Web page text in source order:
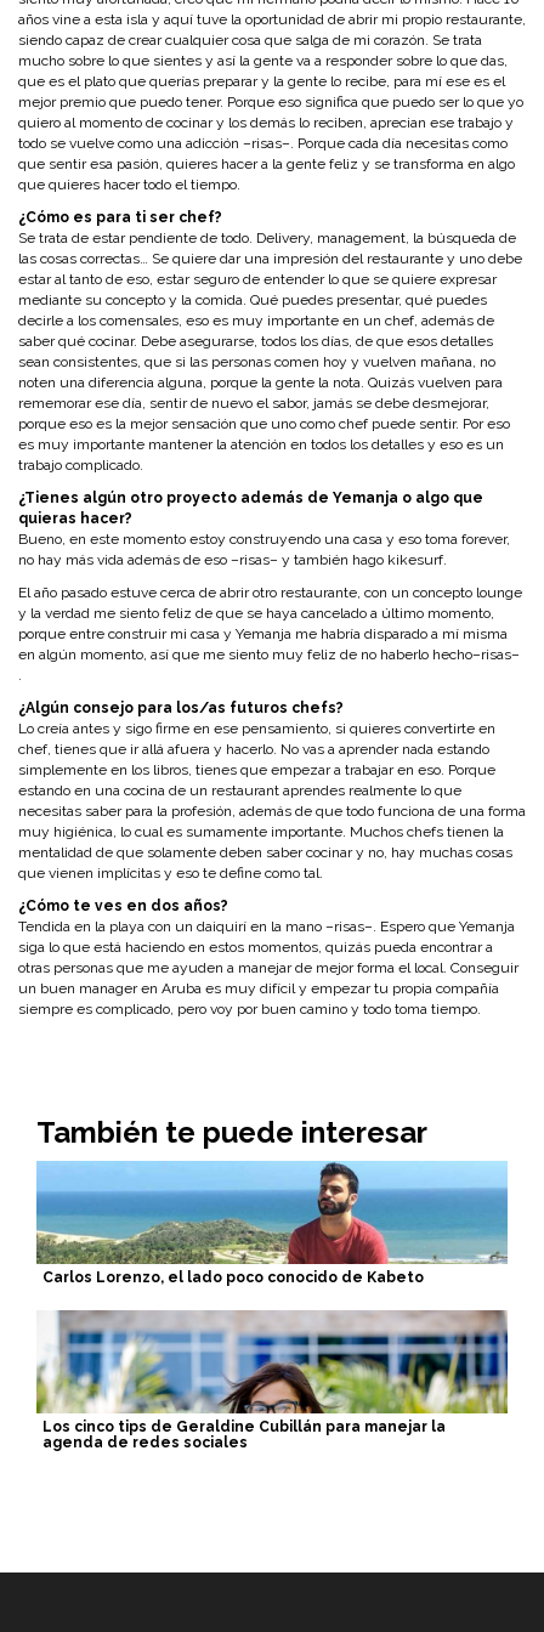
años vine a esta isla y aquí tuve la oportunidad de abrir mi propio restaurante,
siendo capaz de crear cualquier cosa que salga de mi corazón. Se trata
mucho sobre lo que sientes y así la gente va a responder sobre lo que das,
que es el plato que querías preparar y la gente lo recibe, para mí ese es el
mejor premio que puedo tener. Porque eso significa que puedo ser lo que yo
quiero al momento de cocinar y los demás lo reciben, aprecian ese trabajo y
todo se vuelve como una adicción –risas–. Porque cada día necesitas como
que sentir esa pasión, quieres hacer a la gente feliz y se transforma en algo
que quieres hacer todo el tiempo.
¿Cómo es para ti ser chef?
Se trata de estar pendiente de todo. Delivery, management, la búsqueda de
las cosas correctas… Se quiere dar una impresión del restaurante y uno debe
estar al tanto de eso, estar seguro de entender lo que se quiere expresar
mediante su concepto y la comida. Qué puedes presentar, qué puedes
decirle a los comensales, eso es muy importante en un chef, además de
saber qué cocinar. Debe asegurarse, todos los días, de que esos detalles
sean consistentes, que si las personas comen hoy y vuelven mañana, no
noten una diferencia alguna, porque la gente la nota. Quizás vuelven para
rememorar ese día, sentir de nuevo el sabor, jamás se debe desmejorar,
porque eso es la mejor sensación que uno como chef puede sentir. Por eso
es muy importante mantener la atención en todos los detalles y eso es un
trabajo complicado.
¿Tienes algún otro proyecto además de Yemanja o algo que
quieras hacer?
Bueno, en este momento estoy construyendo una casa y eso toma forever,
no hay más vida además de eso –risas– y también hago kikesurf.
El año pasado estuve cerca de abrir otro restaurante, con un concepto lounge
y la verdad me siento feliz de que se haya cancelado a último momento,
porque entre construir mi casa y Yemanja me habría disparado a mí misma
en algún momento, así que me siento muy feliz de no haberlo hecho–risas–
.
¿Algún consejo para los/as futuros chefs?
Lo creía antes y sigo firme en ese pensamiento, si quieres convertirte en
chef, tienes que ir allá afuera y hacerlo. No vas a aprender nada estando
simplemente en los libros, tienes que empezar a trabajar en eso. Porque
estando en una cocina de un restaurant aprendes realmente lo que
necesitas saber para la profesión, además de que todo funciona de una forma
muy higiénica, lo cual es sumamente importante. Muchos chefs tienen la
mentalidad de que solamente deben saber cocinar y no, hay muchas cosas
que vienen implícitas y eso te define como tal.
¿Cómo te ves en dos años?
Tendida en la playa con un daiquirí en la mano –risas–. Espero que Yemanja
siga lo que está haciendo en estos momentos, quizás pueda encontrar a
otras personas que me ayuden a manejar de mejor forma el local. Conseguir
un buen manager en Aruba es muy difícil y empezar tu propia compañía
siempre es complicado, pero voy por buen camino y todo toma tiempo.
También te puede interesar
Carlos Lorenzo, el lado poco conocido de Kabeto
Los cinco tips de Geraldine Cubillán para manejar la
agenda de redes sociales